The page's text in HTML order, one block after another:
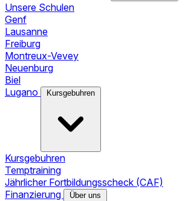
Unsere Schulen
Genf
Lausanne
Freiburg
Montreux-Vevey
Neuenburg
Biel
Lugano
Kursgebuhren
Kursgebuhren
Temptraining
Jährlicher Fortbildungsscheck (CAF)
Finanzierung
Über uns